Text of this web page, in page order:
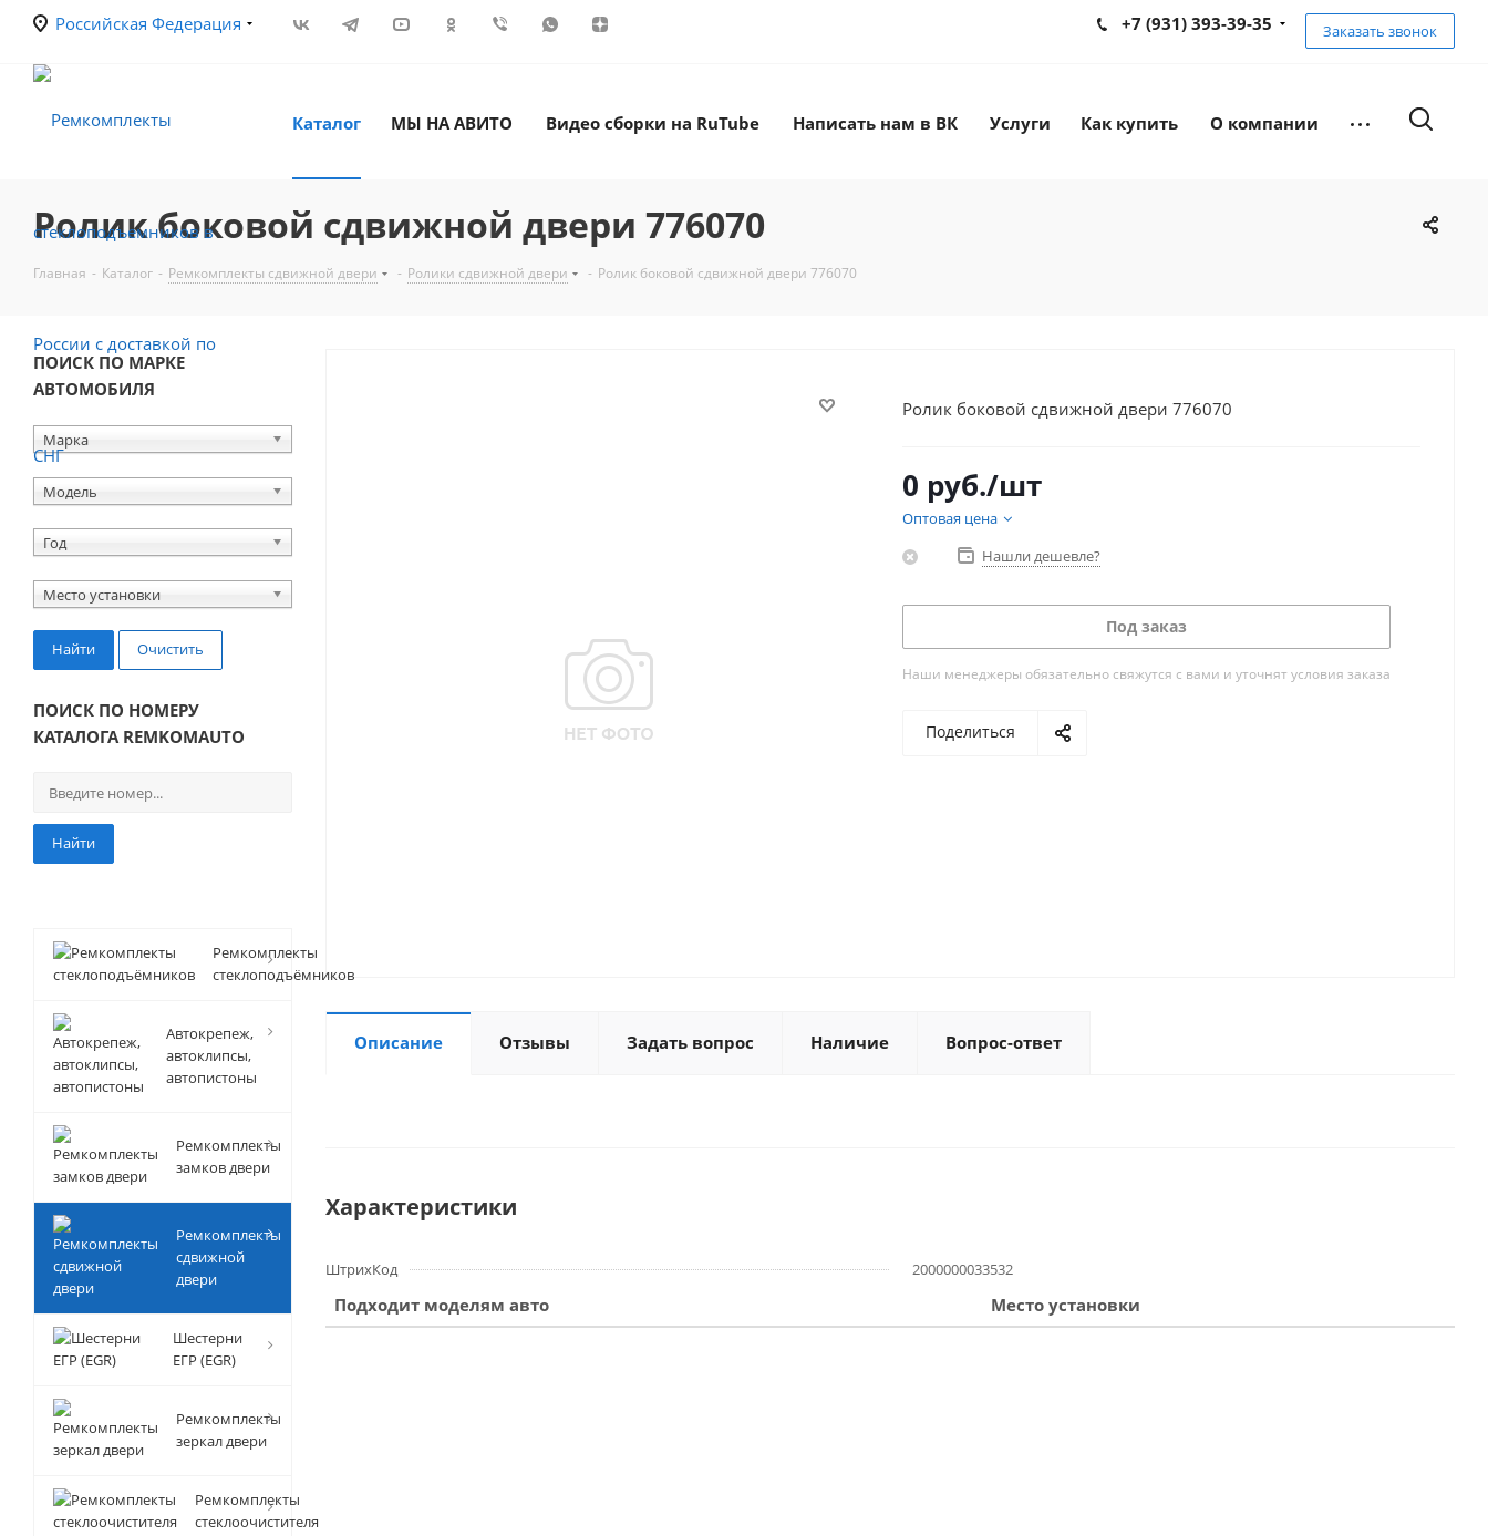
Российская Федерация +7 (931) 393-39-35 Заказать звонок
Каталог МЫ НА АВИТО Видео сборки на RuTube Написать нам в ВК Услуги Как купить О компании
Ролик боковой сдвижной двери 776070
Главная - Каталог - Ремкомплекты сдвижной двери - Ролики сдвижной двери - Ролик боковой сдвижной двери 776070
ПОИСК ПО МАРКЕ
АВТОМОБИЛЯ
Марка
Модель
Год
Место установки
Найти Очистить
ПОИСК ПО НОМЕРУ
КАТАЛОГА REMKOMAUTO
Найти
Ремкомплекты
стеклоподъёмников
Автокрепеж,
автоклипсы,
автопистоны
Ремкомплекты
замков двери
Ремкомплекты
сдвижной
двери
Шестерни
ЕГР (EGR)
Ремкомплекты
зеркал двери
Ремкомплекты
стеклоочистителя
Ролик боковой сдвижной двери 776070
0 руб./шт
Оптовая цена
Нашли дешевле?
Под заказ
Наши менеджеры обязательно свяжутся с вами и уточнят условия заказа
Поделиться
Описание Отзывы Задать вопрос Наличие Вопрос-ответ
Характеристики
ШтрихКод 2000000033532
Подходит моделям авто Место установки